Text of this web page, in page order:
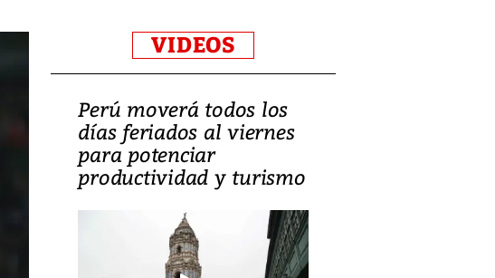
VIDEOS
Perú moverá todos los
días feriados al viernes
para potenciar
productividad y turismo